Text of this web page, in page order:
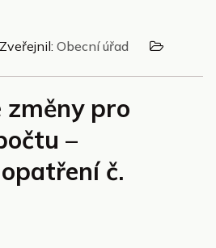
Zveřejnil: Obecní úřad
změny pro
–
č.